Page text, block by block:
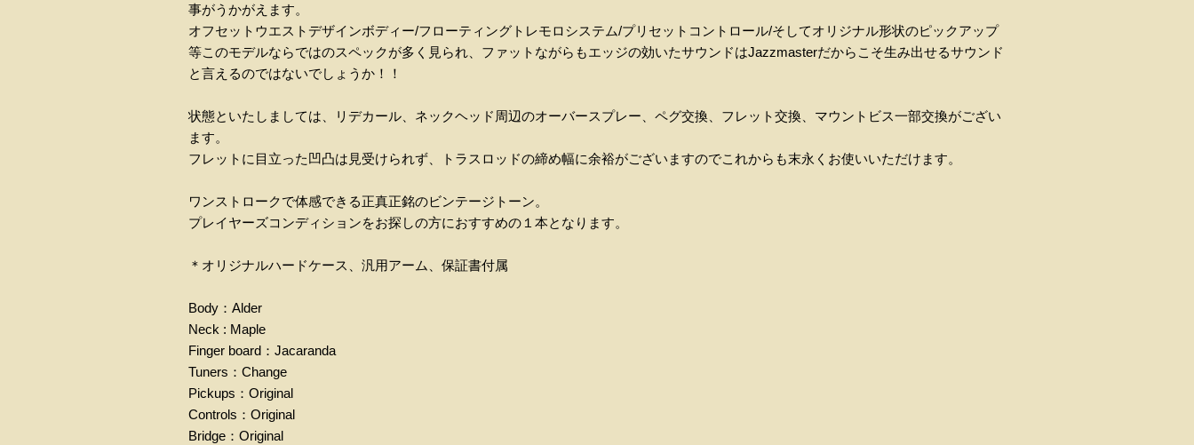
事がうかがえます。
オフセットウエストデザインボディー/フローティングトレモロシステム/プリセットコントロール/そしてオリジナル形状のピックアップ
等このモデルならではのスペックが多く見られ、ファットながらもエッジの効いたサウンドはJazzmasterだからこそ生み出せるサウンド
と言えるのではないでしょうか！！
状態といたしましては、リデカール、ネックヘッド周辺のオーバースプレー、ペグ交換、フレット交換、マウントビス一部交換がござい
ます。
フレットに目立った凹凸は見受けられず、トラスロッドの締め幅に余裕がございますのでこれからも末永くお使いいただけます。
ワンストロークで体感できる正真正銘のビンテージトーン。
プレイヤーズコンディションをお探しの方におすすめの１本となります。
＊オリジナルハードケース、汎用アーム、保証書付属
Body：Alder
Neck : Maple
Finger board：Jacaranda
Tuners：Change
Pickups：Original
Controls：Original
Bridge：Original